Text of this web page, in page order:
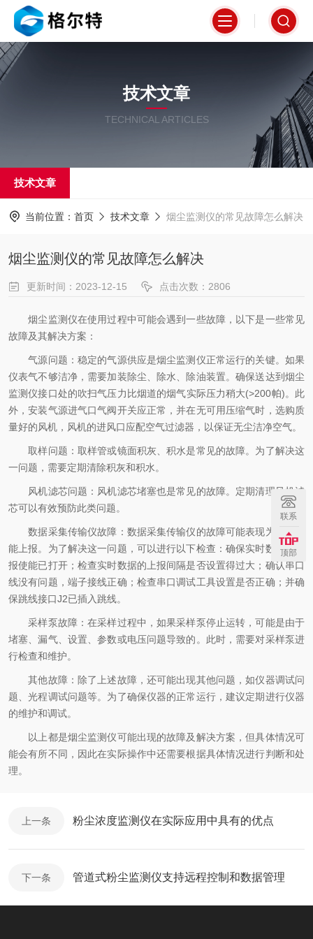
技术文章
TECHNICAL ARTICLES
技术文章
当前位置： 首页 技术文章 烟尘监测仪的常见故障怎么解决
烟尘监测仪的常见故障怎么解决
更新时间：2023-12-15 点击次数：2806
烟尘监测仪在使用过程中可能会遇到一些故障，以下是一些常见
故障及其解决方案：
气源问题：稳定的气源供应是烟尘监测仪正常运行的关键。如果
仪表气不够洁净，需要加装除尘、除水、除油装置。确保送达到烟尘
监测仪接口处的吹扫气压力比烟道的烟气实际压力稍大(>200帕)。此
外，安装气源进气口气阀开关应正常，并在无可用压缩气时，选购质
量好的风机，风机的进风口应配空气过滤器，以保证无尘洁净空气。
取样问题：取样管或镜面积灰、积水是常见的故障。为了解决这
一问题，需要定期清除积灰和积水。
风机滤芯问题：风机滤芯堵塞也是常见的故障。定期清理风机滤
芯可以有效预防此类问题。
数据采集传输仪故障：数据采集传输仪的故障可能表现为数据不
能上报。为了解决这一问题，可以进行以下检查：确保实时数据的上
报使能已打开；检查实时数据的上报间隔是否设置得过大；确认串口
线没有问题，端子接线正确；检查串口调试工具设置是否正确；并确
保跳线接口J2已插入跳线。
采样泵故障：在采样过程中，如果采样泵停止运转，可能是由于
堵塞、漏气、设置、参数或电压问题导致的。此时，需要对采样泵进
行检查和维护。
其他故障：除了上述故障，还可能出现其他问题，如仪器调试问
题、光程调试问题等。为了确保仪器的正常运行，建议定期进行仪器
的维护和调试。
以上都是烟尘监测仪可能出现的故障及解决方案，但具体情况可
能会有所不同，因此在实际操作中还需要根据具体情况进行判断和处
理。
上一条 粉尘浓度监测仪在实际应用中具有的优点
下一条 管道式粉尘监测仪支持远程控制和数据管理
联系
顶部